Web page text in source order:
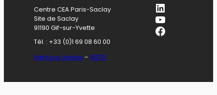
Centre CEA Paris-Saclay
Site de Saclay
91190 Gif-sur-Yvette
Tél. : +33 (0)1 69 08 60 00
Mentions légales – RGPD
LinkedIn
YouTube
Facebook